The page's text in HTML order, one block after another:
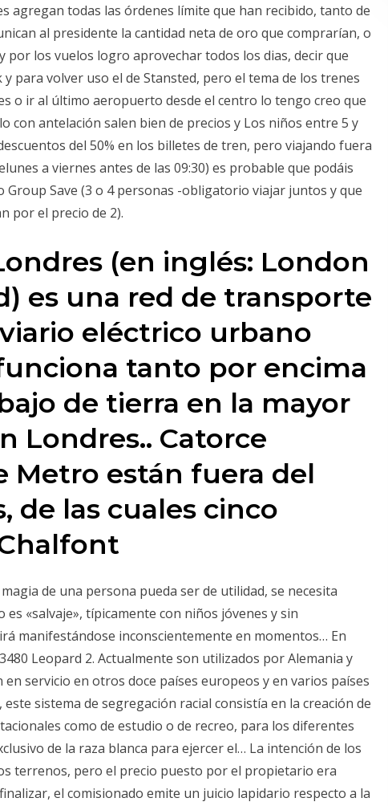
agregan todas las órdenes límite que han recibido, tanto de
al presidente la cantidad neta de oro que comprarían, o
por los vuelos logro aprovechar todos los dias, decir que
para volver uso el de Stansted, pero el tema de los trenes
o ir al último aeropuerto desde el centro lo tengo creo que
con antelación salen bien de precios y Los niños entre 5 y
del 50% en los billetes de tren, pero viajando fuera
a viernes antes de las 09:30) es probable que podáis
Save (3 o 4 personas -obligatorio viajar juntos y que
por el precio de 2).
(en inglés: London
es una red de transporte
eléctrico urbano
tanto por encima
de tierra en la mayor
Londres.. Catorce
Metro están fuera del
de las cuales cinco
de una persona pueda ser de utilidad, se necesita
«salvaje», típicamente con niños jóvenes y sin
manifestándose inconscientemente en momentos… En
Leopard 2. Actualmente son utilizados por Alemania y
servicio en otros doce países europeos y en varios países
sistema de segregación racial consistía en la creación de
como de estudio o de recreo, para los diferentes
de la raza blanca para ejercer el… La intención de los
terrenos, pero el precio puesto por el propietario era
el comisionado emite un juicio lapidario respecto a la